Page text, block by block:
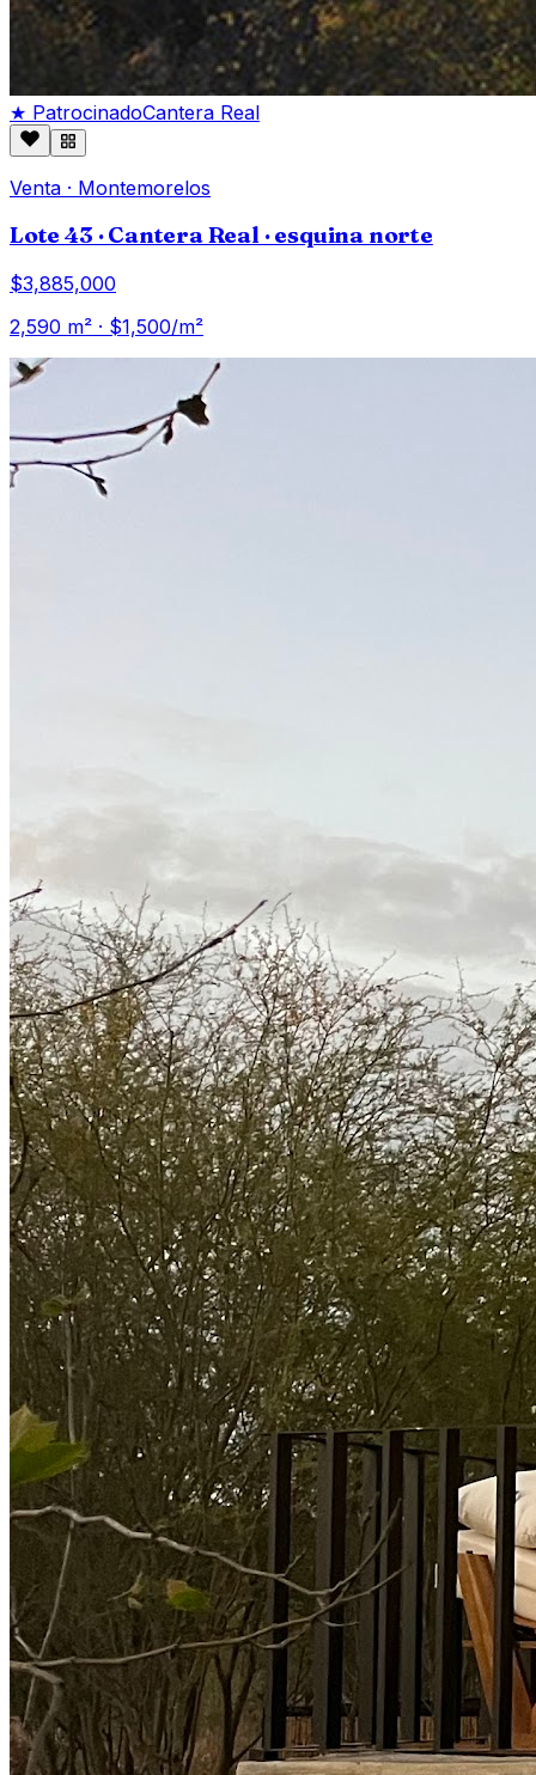
★ PatrocinadoCantera Real
Venta · Montemorelos
Lote 43 · Cantera Real · esquina norte
$3,885,000
2,590 m² · $1,500/m²